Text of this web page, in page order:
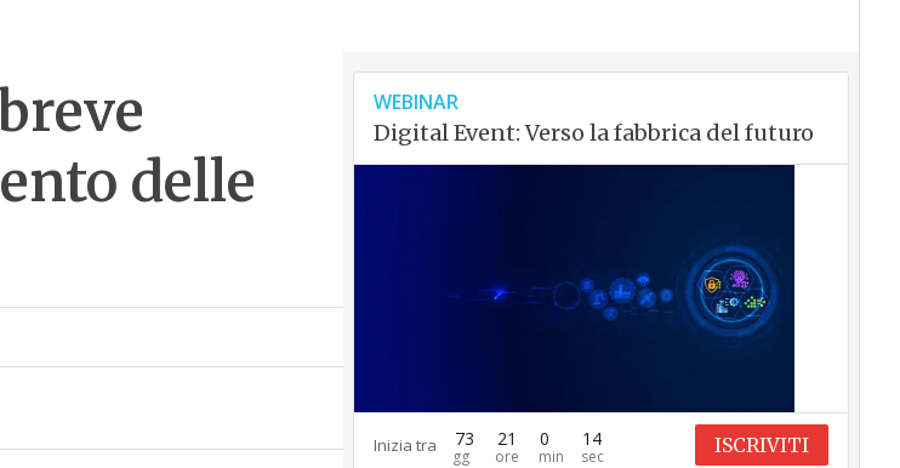
delle
WEBINAR
Digital Event: Verso la fabbrica del futuro
Inizia tra 73 21 0 13 ISCRIVITI